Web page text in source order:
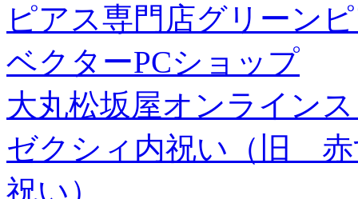
ピアス専門店グリーン
ベクターPCショップ
大丸松坂屋オンライン
ゼクシィ内祝い（旧 赤
祝い）